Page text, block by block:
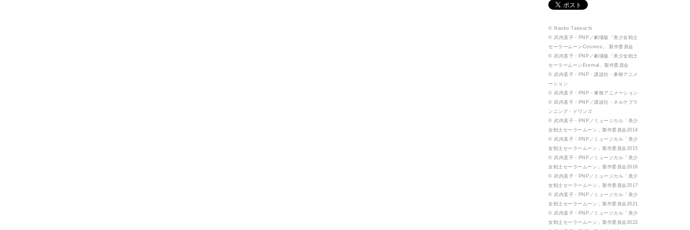
© Naoko Takeuchi
© 武内直子・PNP／劇場版「美少女戦士
セーラームーンCosmos」 製作委員会
© 武内直子・PNP／劇場版「美少女戦士
セーラームーンEternal」製作委員会
© 武内直子・PNP・講談社・東映アニメ
ーション
© 武内直子・PNP・東映アニメーション
© 武内直子・PNP／講談社・ネルケプラ
ンニング・ドワンゴ
© 武内直子・PNP／ミュージカル「美少
女戦士セーラームーン」製作委員会2014
© 武内直子・PNP／ミュージカル「美少
女戦士セーラームーン」製作委員会2015
© 武内直子・PNP／ミュージカル「美少
女戦士セーラームーン」製作委員会2016
© 武内直子・PNP／ミュージカル「美少
女戦士セーラームーン」製作委員会2017
© 武内直子・PNP／ミュージカル「美少
女戦士セーラームーン」製作委員会2021
© 武内直子・PNP／ミュージカル「美少
女戦士セーラームーン」製作委員会2022